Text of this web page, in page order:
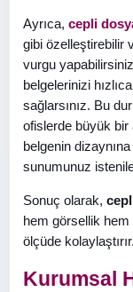
Ayrıca, cepli
gibi özelleştirebilir
vurgu
belgelerinizi
sağlarsınız. Bu
ofislerde büyük bir
belgenin
sunumunuz
Sonuç olarak,
hem görsellik
ölçüde kolaylaştırır.
Kurumsal